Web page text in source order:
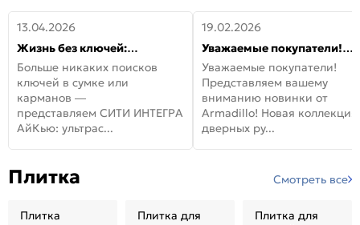
13.04.2026
Жизнь без ключей:
встречайте новую дверь
СИТИ ИНТЕГРА АйКью!
Больше никаких поисков
ключей в сумке или
карманов —
представляем СИТИ ИНТЕГРА
АйКью: ультрас...
19.02.2026
Уважаемые покупатели!
Представляем вашему
вниманию новинки от
Armadillo!
Уважаемые покупатели!
Представляем вашему
вниманию новинки от
Armadillo! Новая коллекция
дверных ру...
Плитка Смотреть все
Плитка
Плитка для
Плитка для